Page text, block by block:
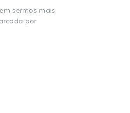
sermos mais
por